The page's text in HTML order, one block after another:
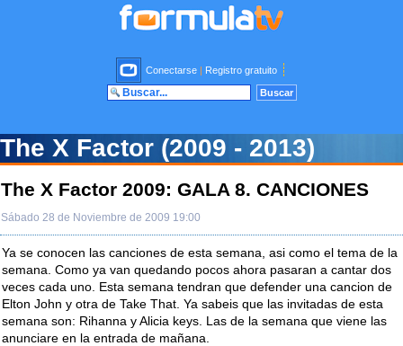
Conectarse | Registro gratuito
The X Factor (2009 - 2013)
The X Factor 2009: GALA 8. CANCIONES
Sábado 28 de Noviembre de 2009 19:00
Ya se conocen las canciones de esta semana, asi como el tema de la
semana. Como ya van quedando pocos ahora pasaran a cantar dos
veces cada uno. Esta semana tendran que defender una cancion de
Elton John y otra de Take That. Ya sabeis que las invitadas de esta
semana son: Rihanna y Alicia keys. Las de la semana que viene las
anunciare en la entrada de mañana.